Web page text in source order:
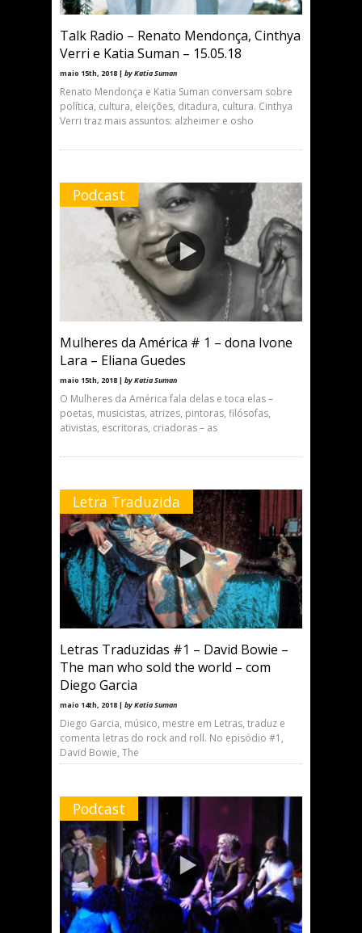
Talk Radio – Renato Mendonça, Cinthya
Verri e Katia Suman – 15.05.18
maio 15th, 2018 | by Katia Suman
Renato Mendonça e Katia Suman conversam sobre
política, cultura, eleições, ditadura, cultura. Cinthya
Verri traz mais assuntos: alzheimer e osho
Podcast
Mulheres da América # 1 – dona Ivone
Lara – Eliana Guedes
maio 15th, 2018 | by Katia Suman
O Mulheres da América fala delas e toca elas –
poetas, musicistas, atrizes, pintoras, filósofas,
ativistas, escritoras, criadoras – as
Letra Traduzida
Letras Traduzidas #1 – David Bowie –
The man who sold the world – com
Diego Garcia
maio 14th, 2018 | by Katia Suman
Diego Garcia, músico, mestre em Letras, traduz e
comenta letras do rock and roll. No episódio #1,
David Bowie, The
Podcast